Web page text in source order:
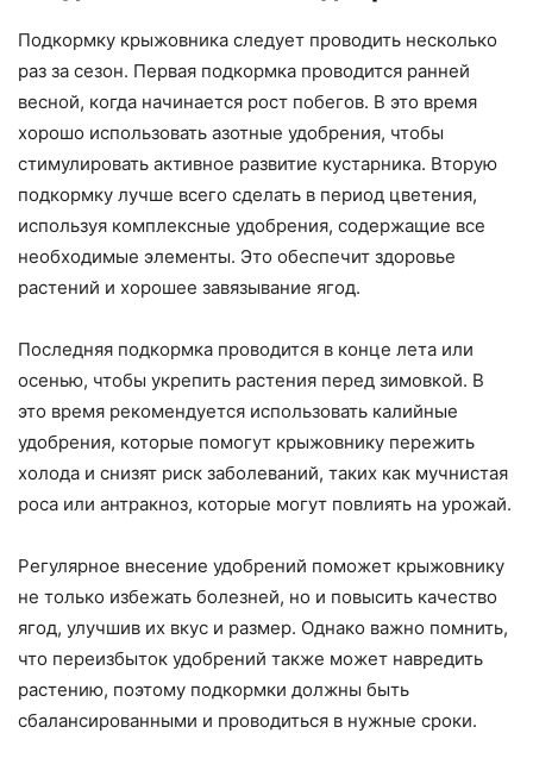
Подкормку крыжовника следует проводить несколько
раз за сезон. Первая подкормка проводится ранней
весной, когда начинается рост побегов. В это время
хорошо использовать азотные удобрения, чтобы
стимулировать активное развитие кустарника. Вторую
подкормку лучше всего сделать в период цветения,
используя комплексные удобрения, содержащие все
необходимые элементы. Это обеспечит здоровье
растений и хорошее завязывание ягод.
Последняя подкормка проводится в конце лета или
осенью, чтобы укрепить растения перед зимовкой. В
это время рекомендуется использовать калийные
удобрения, которые помогут крыжовнику пережить
холода и снизят риск заболеваний, таких как мучнистая
роса или антракноз, которые могут повлиять на урожай.
Регулярное внесение удобрений поможет крыжовнику
не только избежать болезней, но и повысить качество
ягод, улучшив их вкус и размер. Однако важно помнить,
что переизбыток удобрений также может навредить
растению, поэтому подкормки должны быть
сбалансированными и проводиться в нужные сроки.